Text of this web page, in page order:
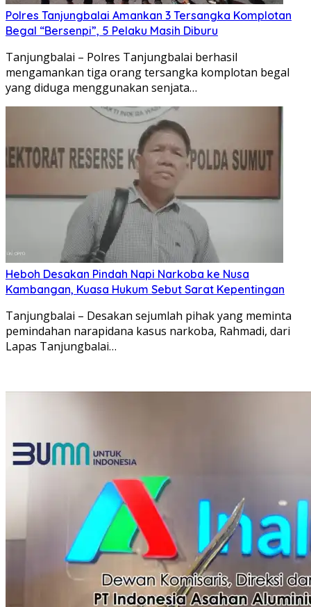
Polres Tanjungbalai Amankan 3 Tersangka Komplotan
Begal “Bersenpi”, 5 Pelaku Masih Diburu
Tanjungbalai – Polres Tanjungbalai berhasil
mengamankan tiga orang tersangka komplotan begal
yang diduga menggunakan senjata…
Heboh Desakan Pindah Napi Narkoba ke Nusa
Kambangan, Kuasa Hukum Sebut Sarat Kepentingan
Tanjungbalai – Desakan sejumlah pihak yang meminta
pemindahan narapidana kasus narkoba, Rahmadi, dari
Lapas Tanjungbalai…